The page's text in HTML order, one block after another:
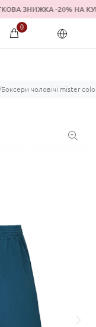
ЗНИЖКА -20%
0
Боксери чоловічі mister